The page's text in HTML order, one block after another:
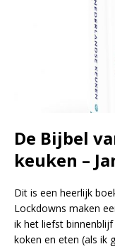
De Bijbel
keuken –
Dit is een heerlijk
Lockdowns maken
ik het liefst
koken en eten (als ik